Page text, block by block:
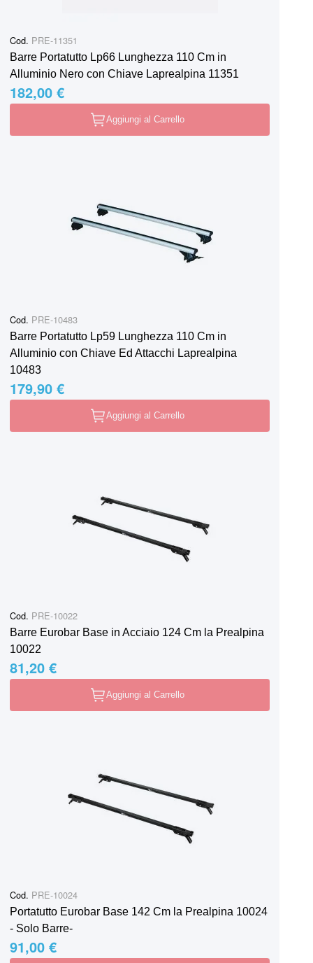
Cod. PRE-11351
Barre Portatutto Lp66 Lunghezza 110 Cm in
Alluminio Nero con Chiave Laprealpina 11351
182,00 €
Aggiungi al Carrello
Cod. PRE-10483
Barre Portatutto Lp59 Lunghezza 110 Cm in
Alluminio con Chiave Ed Attacchi Laprealpina
10483
179,90 €
Aggiungi al Carrello
Cod. PRE-10022
Barre Eurobar Base in Acciaio 124 Cm la Prealpina
10022
81,20 €
Aggiungi al Carrello
Cod. PRE-10024
Portatutto Eurobar Base 142 Cm la Prealpina 10024
- Solo Barre-
91,00 €